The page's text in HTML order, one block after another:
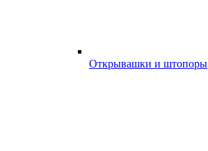
Открывашки и штопоры